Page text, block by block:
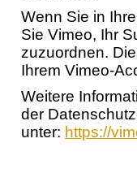
Wenn Sie in
Sie Vimeo, Ihr
zuzuordnen.
Ihrem Vimeo-
Weitere
der
unter: https://